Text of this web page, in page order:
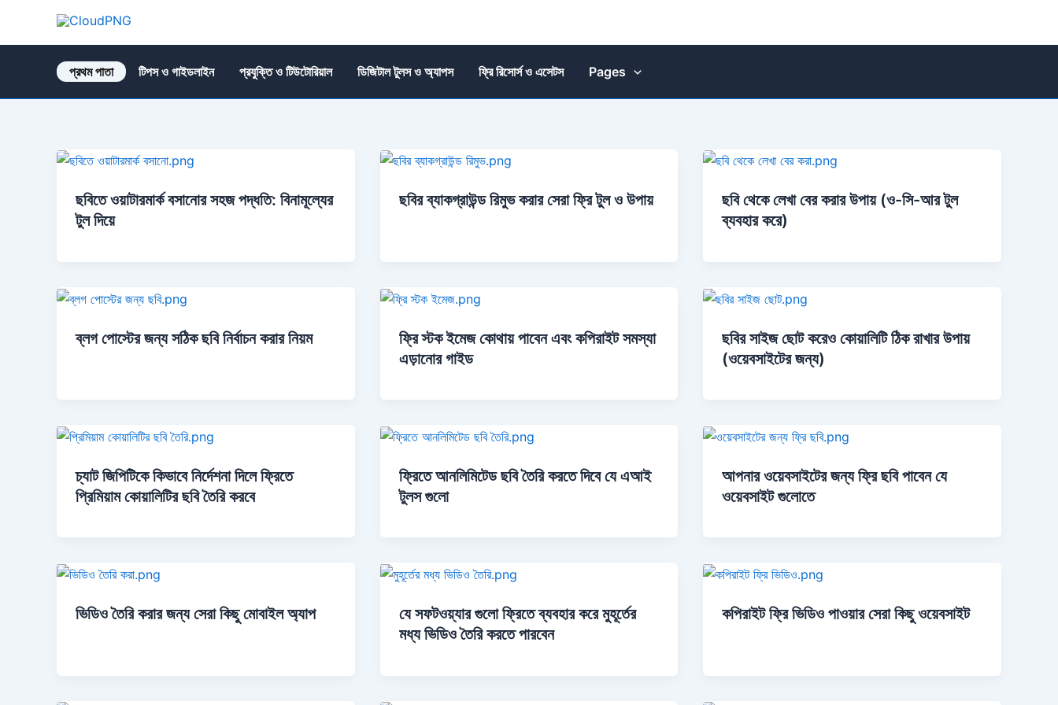
প্রথম পাতা টিপস ও গাইডলাইন প্রযুক্তি ও টিউটোরিয়াল ডিজিটাল টুলস ও অ্যাপস ফ্রি রিসোর্স ও এসেটস Pages
ছবিতে ওয়াটারমার্ক বসানোর সহজ পদ্ধতি: বিনামূল্যের
টুল দিয়ে
ছবির ব্যাকগ্রাউন্ড রিমুভ করার সেরা ফ্রি টুল ও উপায়
ছবি থেকে লেখা বের করার উপায় (ও-সি-আর টুল
ব্যবহার করে)
ব্লগ পোস্টের জন্য সঠিক ছবি নির্বাচন করার নিয়ম
ফ্রি স্টক ইমেজ কোথায় পাবেন এবং কপিরাইট সমস্যা
এড়ানোর গাইড
ছবির সাইজ ছোট করেও কোয়ালিটি ঠিক রাখার উপায়
(ওয়েবসাইটের জন্য)
চ্যাট জিপিটিকে কিভাবে নির্দেশনা দিলে ফ্রিতে
প্রিমিয়াম কোয়ালিটির ছবি তৈরি করবে
ফ্রিতে আনলিমিটেড ছবি তৈরি করতে দিবে যে এআই
টুলস গুলো
আপনার ওয়েবসাইটের জন্য ফ্রি ছবি পাবেন যে
ওয়েবসাইট গুলোতে
ভিডিও তৈরি করার জন্য সেরা কিছু মোবাইল অ্যাপ
যে সফটওয়্যার গুলো ফ্রিতে ব্যবহার করে মুহূর্তের
মধ্য ভিডিও তৈরি করতে পারবেন
কপিরাইট ফ্রি ভিডিও পাওয়ার সেরা কিছু ওয়েবসাইট